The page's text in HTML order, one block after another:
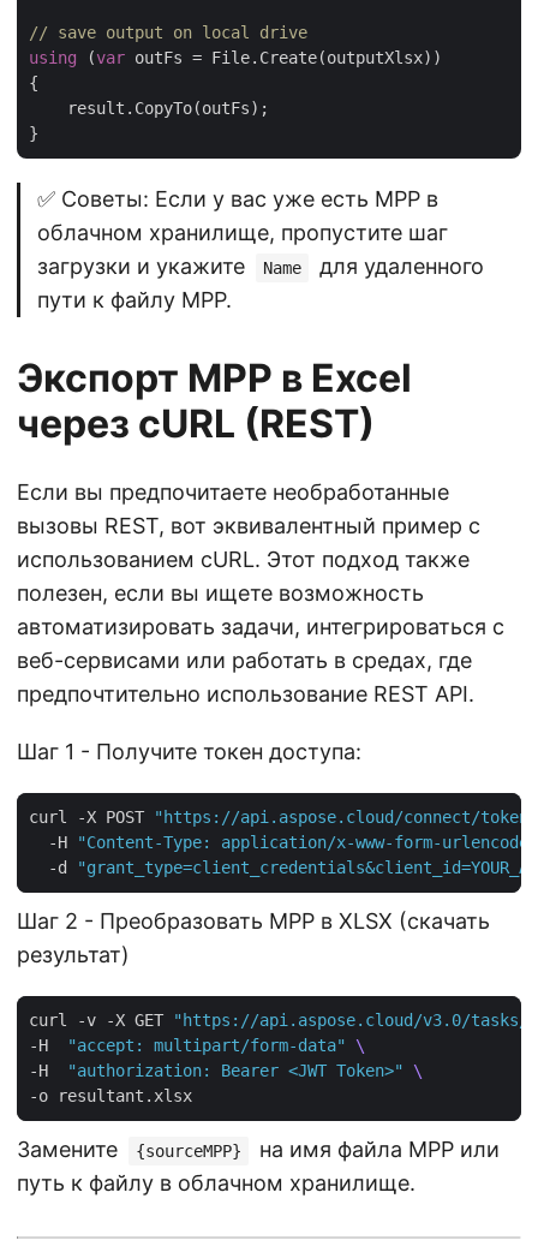
// save output on local drive
using (var outFs = File.Create(outputXlsx))
{
    result.CopyTo(outFs);
✅ Советы: Если у вас уже есть MPP в
облачном хранилище, пропустите шаг
загрузки и укажите
Name
для удаленного
пути к файлу MPP.
Экспорт MPP в Excel
через cURL (REST)
Если вы предпочитаете необработанные
вызовы REST, вот эквивалентный пример с
использованием cURL. Этот подход также
полезен, если вы ищете возможность
автоматизировать задачи, интегрироваться с
веб-сервисами или работать в средах, где
предпочтительно использование REST API.
Шаг 1 - Получите токен доступа:
curl -X POST
"https://api.aspose.cloud/connect/token"
  -H
"Content-Type: application/x-www-form-
  -d
Шаг 2 - Преобразовать MPP в XLSX (скачать
результат)
curl -v -X GET
"https://api.aspose.cloud/v3.0/tasks/
-H
"accept: multipart/form-data"
-H
"authorization: Bearer <JWT Token>"
Замените {sourceMPP}
на имя файла MPP или
путь к файлу в облачном хранилище.